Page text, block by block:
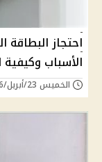
احتجاز البطاقة
الأسباب
الخميس 23/أبريل/2026 - 07:00 ص